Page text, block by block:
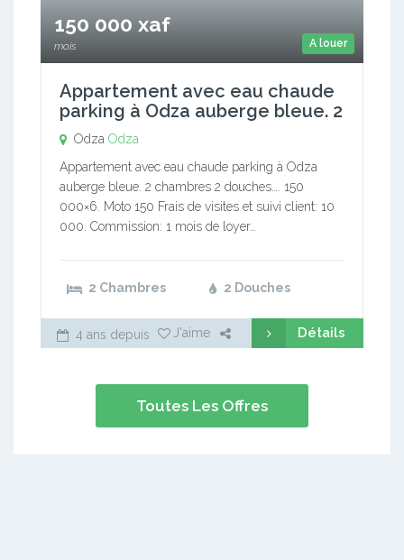
A louer
150 000 xaf
mois
Appartement avec eau chaude
parking à Odza auberge bleue. 2
Odza Odza
Appartement avec eau chaude parking à Odza
auberge bleue. 2 chambres 2 douches…. 150
000×6. Moto 150 Frais de visites et suivi client: 10
000. Commission: 1 mois de loyer…
2 Chambres 2 Douches
4 ans depuis J'aime Détails
Toutes Les Offres